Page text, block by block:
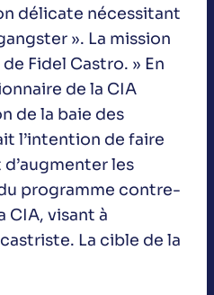
délicate nécessitant
». La mission
Fidel Castro. » En
de la CIA
de la baie des
l’intention de faire
les
programme contre-
CIA, visant à
La cible de la